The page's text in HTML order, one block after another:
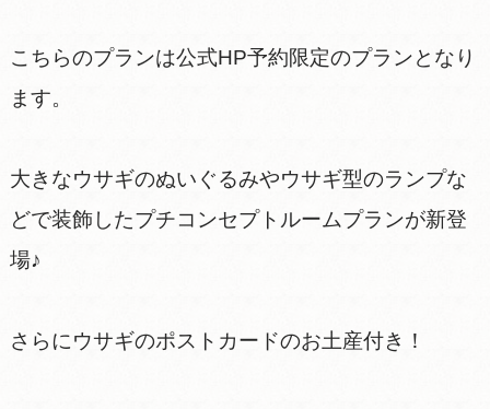
こちらのプランは公式HP予約限定のプランとなり
ます。
大きなウサギのぬいぐるみやウサギ型のランプな
どで装飾したプチコンセプトルームプランが新登
場♪
さらにウサギのポストカードのお土産付き！